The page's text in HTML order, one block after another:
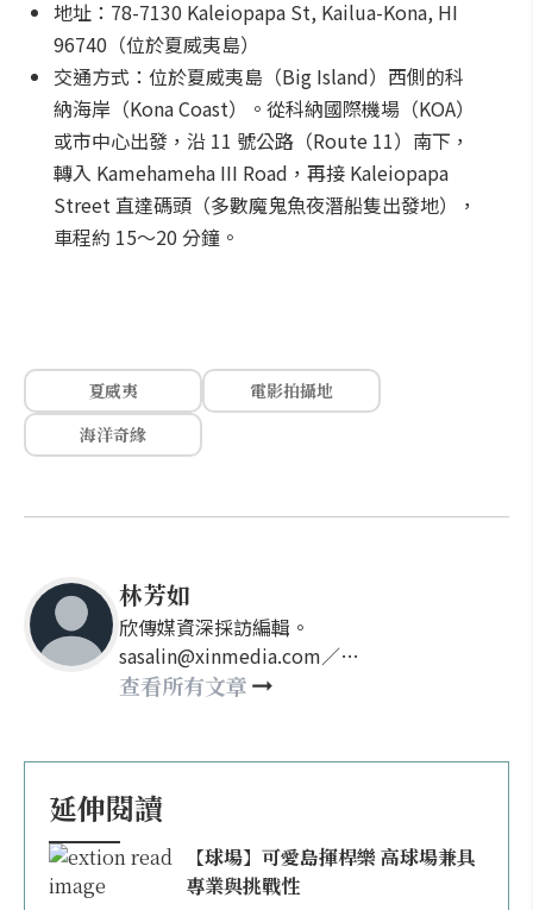
地址：78-7130 Kaleiopapa St, Kailua-Kona, HI
96740（位於夏威夷島）
交通方式：位於夏威夷島（Big Island）西側的科
納海岸（Kona Coast）。從科納國際機場（KOA）
或市中心出發，沿 11 號公路（Route 11）南下，
轉入 Kamehameha III Road，再接 Kaleiopapa
Street 直達碼頭（多數魔鬼魚夜潛船隻出發地），
車程約 15～20 分鐘。
夏威夷
電影拍攝地
海洋奇緣
林芳如
欣傳媒資深採訪編輯。
sasalin@xinmedia.com／
happy21917@gmail.com
查看所有文章
延伸閱讀
【球場】可愛島揮桿樂 高球場兼具
專業與挑戰性